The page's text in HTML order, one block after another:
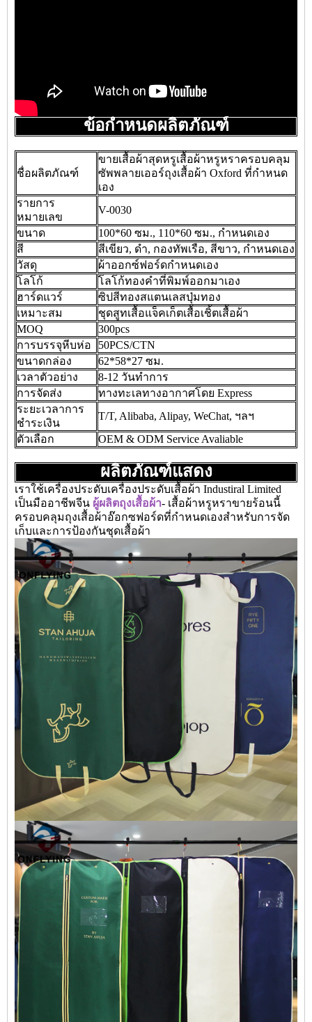
ข้อกำหนดผลิตภัณฑ์
ชื่อผลิตภัณฑ์
ขายเสื้อผ้าสุดหรูเสื้อผ้าหรูหราครอบคลุม
ซัพพลายเออร์ถุงเสื้อผ้า Oxford ที่กำหนด
เอง
รายการ
หมายเลข
V-0030
ขนาด
100*60 ซม., 110*60 ซม., กำหนดเอง
สี
สีเขียว, ดำ, กองทัพเรือ, สีขาว, กำหนดเอง
วัสดุ
ผ้าออกซ์ฟอร์ดกำหนดเอง
โลโก้
โลโก้ทองคำที่พิมพ์ออกมาเอง
ฮาร์ดแวร์
ซิปสีทองสแตนเลสปุ่มทอง
เหมาะสม
ชุดสูทเสื้อแจ็คเก็ตเสื้อเชิ้ตเสื้อผ้า
MOQ
300pcs
การบรรจุหีบห่อ
50PCS/CTN
ขนาดกล่อง
62*58*27 ซม.
เวลาตัวอย่าง
8-12 วันทำการ
การจัดส่ง
ทางทะเลทางอากาศโดย Express
ระยะเวลาการ
ชำระเงิน
T/T, Alibaba, Alipay, WeChat, ฯลฯ
ตัวเลือก
OEM & ODM Service Avaliable
ผลิตภัณฑ์แสดง
เราใช้เครื่องประดับเครื่องประดับเสื้อผ้า Industiral Limited
เป็นมืออาชีพจีน ผู้ผลิตถุงเสื้อผ้า- เสื้อผ้าหรูหราขายร้อนนี้
ครอบคลุมถุงเสื้อผ้าอ๊อกซฟอร์ดที่กำหนดเองสำหรับการจัด
เก็บและการป้องกันชุดเสื้อผ้า